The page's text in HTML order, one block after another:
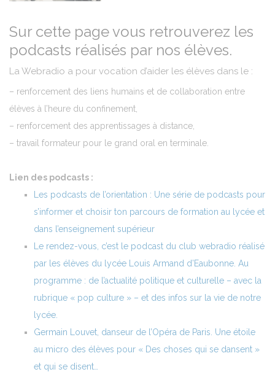
Sur cette page vous retrouverez les
podcasts réalisés par nos élèves.
La Webradio a pour vocation d’aider les élèves dans le :
– renforcement des liens humains et de collaboration entre
élèves à l’heure du confinement,
– renforcement des apprentissages à distance,
– travail formateur pour le grand oral en terminale.
Lien des podcasts :
Les podcasts de l’orientation : Une série de podcasts pour
s’informer et choisir ton parcours de formation au lycée et
dans l’enseignement supérieur
Le rendez-vous, c’est le podcast du club webradio réalisé
par les élèves du lycée Louis Armand d’Eaubonne. Au
programme : de l’actualité politique et culturelle – avec la
rubrique « pop culture » – et des infos sur la vie de notre
lycée.
Germain Louvet, danseur de l’Opéra de Paris. Une étoile
au micro des élèves pour « Des choses qui se dansent »
et qui se disent…